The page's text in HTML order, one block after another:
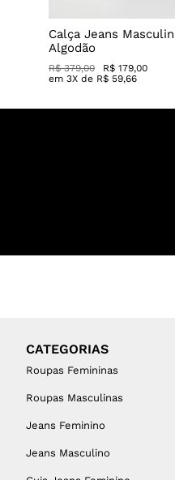
Calça Jeans
Algodão
R$ 379,00 R$ 179,00
em 3X de R$ 59,66
CATEGORIAS
Roupas Femininas
Roupas Masculinas
Jeans Feminino
Jeans Masculino